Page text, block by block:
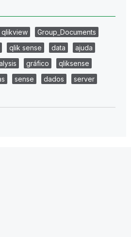
qlikview
Group_Documents
qlik sense data
ajuda
gráfico
qliksense
sense dados
server